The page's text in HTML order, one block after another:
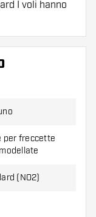
I voli hanno
essere
un gran
uno
per freccette
(NO2)